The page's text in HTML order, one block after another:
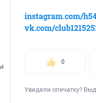
instagram.com/
vk.com/
0
Увидели опечатку?